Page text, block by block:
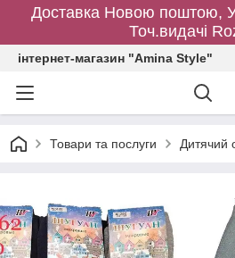
Доставка Новою поштою,
Точ.видачі
інтернет-магазин "Amina Style"
Товари та послуги